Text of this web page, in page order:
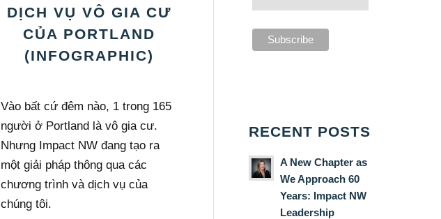
DỊCH VỤ VÔ GIA CƯ
CỦA PORTLAND
(INFOGRAPHIC)
Vào bất cứ đêm nào, 1 trong 165
người ở Portland là vô gia cư.
Nhưng Impact NW đang tạo ra
một giải pháp thông qua các
chương trình và dịch vụ của
chúng tôi.
RECENT POSTS
A New Chapter as
We Approach 60
Years: Impact NW
Leadership